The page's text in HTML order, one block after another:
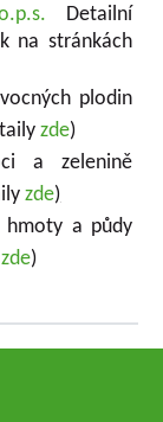
Detailní
na stránkách
plodin
zde)
a zelenině
zde)
hmoty a půdy
zde)